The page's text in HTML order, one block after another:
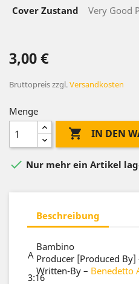
Cover Zustand
Very Good
3,00 €
Bruttopreiszzgl.Versandkosten
Menge
 IN DEN
 Nur mehr ein Artikel
Beschreibung
A
Bambino
Producer [Produced By]
Written-By – Benedetto
3:16